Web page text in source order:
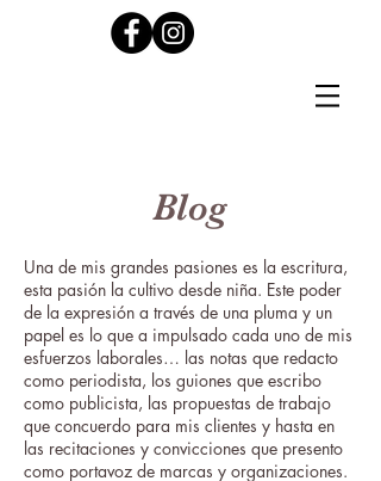
Blog
Una de mis grandes pasiones es la escritura,
esta pasión la cultivo desde niña. Este poder
de la expresión a través de una pluma y un
papel es lo que a impulsado cada uno de mis
esfuerzos laborales… las notas que redacto
como periodista, los guiones que escribo
como publicista, las propuestas de trabajo
que concuerdo para mis clientes y hasta en
las recitaciones y convicciones que presento
como portavoz de marcas y organizaciones.